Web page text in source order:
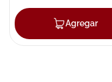
Agregar